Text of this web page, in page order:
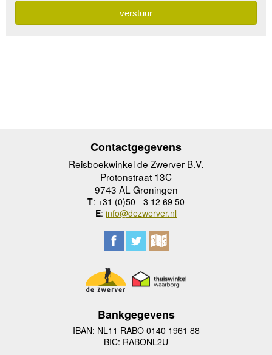
Contactgegevens
Reisboekwinkel de Zwerver B.V.
Protonstraat 13C
9743 AL Groningen
T: +31 (0)50 - 3 12 69 50
E: info@dezwerver.nl
Bankgegevens
IBAN: NL11 RABO 0140 1961 88
BIC: RABONL2U